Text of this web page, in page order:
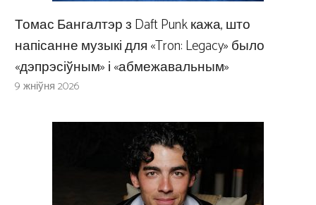
Томас Бангалтэр з Daft Punk кажа, што
напісанне музыкі для «Tron: Legacy» было
«дэпрэсіўным» і «абмежавальным»
9 жніўня 2026